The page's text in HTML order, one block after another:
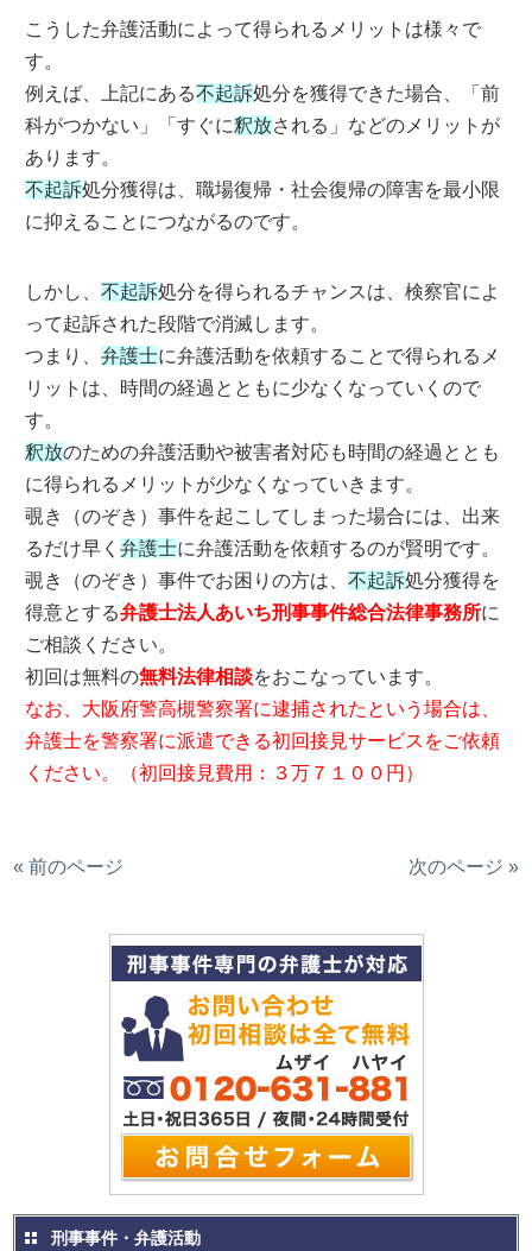
こうした弁護活動によって得られるメリットは様々で
す。
例えば、上記にある不起訴処分を獲得できた場合、「前
科がつかない」「すぐに釈放される」などのメリットが
あります。
不起訴処分獲得は、職場復帰・社会復帰の障害を最小限
に抑えることにつながるのです。
しかし、不起訴処分を得られるチャンスは、検察官によ
って起訴された段階で消滅します。
つまり、弁護士に弁護活動を依頼することで得られるメ
リットは、時間の経過とともに少なくなっていくので
す。
釈放のための弁護活動や被害者対応も時間の経過ととも
に得られるメリットが少なくなっていきます。
覗き（のぞき）事件を起こしてしまった場合には、出来
るだけ早く弁護士に弁護活動を依頼するのが賢明です。
覗き（のぞき）事件でお困りの方は、不起訴処分獲得を
得意とする弁護士法人あいち刑事事件総合法律事務所に
ご相談ください。
初回は無料の無料法律相談をおこなっています。
なお、大阪府警高槻警察署に逮捕されたという場合は、
弁護士を警察署に派遣できる初回接見サービスをご依頼
ください。（初回接見費用：３万７１００円）
« 前のページ 次のページ »
刑事事件・弁護活動